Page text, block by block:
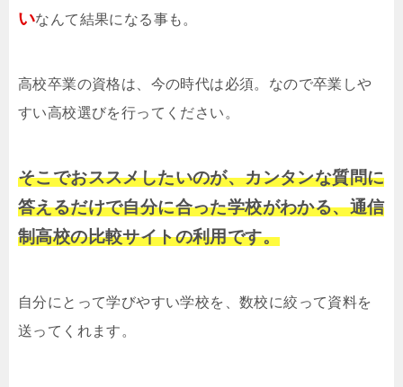
いなんて結果になる事も。
高校卒業の資格は、今の時代は必須。なので卒業しや
すい高校選びを行ってください。
そこでおススメしたいのが、カンタンな質問に
答えるだけで自分に合った学校がわかる、通信
制高校の比較サイトの利用です。
自分にとって学びやすい学校を、数校に絞って資料を
送ってくれます。